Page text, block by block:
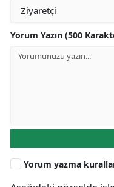
Yorum Yazın (500
Yorum yazma